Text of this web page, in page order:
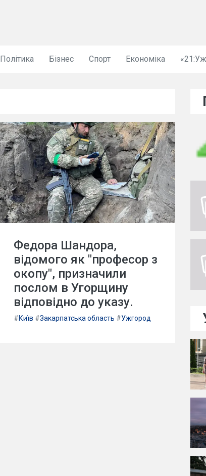
Політика Бізнес Спорт Економіка
Федора Шандора,
відомого як "професор з
окопу", призначили
послом в Угорщину
відповідно до указу.
#Київ #Закарпатська область #Ужгород